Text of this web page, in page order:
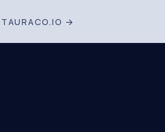
TAURACO.IO →